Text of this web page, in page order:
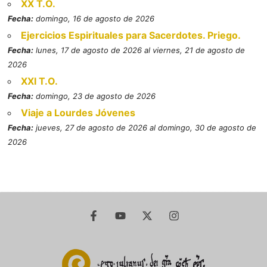
XX T.O.
Fecha: domingo, 16 de agosto de 2026
Ejercicios Espirituales para Sacerdotes. Priego.
Fecha: lunes, 17 de agosto de 2026 al viernes, 21 de agosto de
2026
XXI T.O.
Fecha: domingo, 23 de agosto de 2026
Viaje a Lourdes Jóvenes
Fecha: jueves, 27 de agosto de 2026 al domingo, 30 de agosto de
2026